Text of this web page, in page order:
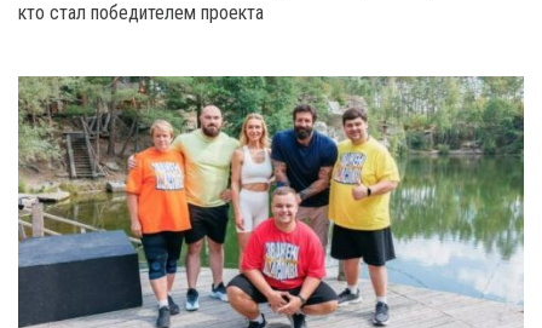
кто стал победителем проекта